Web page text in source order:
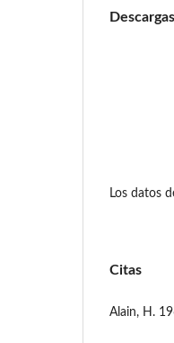
Descargas
Los datos
Citas
Alain, H.